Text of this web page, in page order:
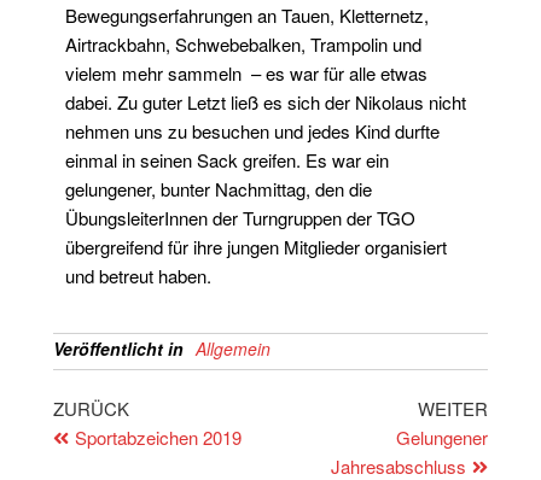
Bewegungserfahrungen an Tauen, Kletternetz,
Airtrackbahn, Schwebebalken, Trampolin und
vielem mehr sammeln – es war für alle etwas
dabei. Zu guter Letzt ließ es sich der Nikolaus nicht
nehmen uns zu besuchen und jedes Kind durfte
einmal in seinen Sack greifen. Es war ein
gelungener, bunter Nachmittag, den die
ÜbungsleiterInnen der Turngruppen der TGO
übergreifend für ihre jungen Mitglieder organisiert
und betreut haben.
Veröffentlicht in Allgemein
ZURÜCK
Sportabzeichen 2019
WEITER
Gelungener
Jahresabschluss